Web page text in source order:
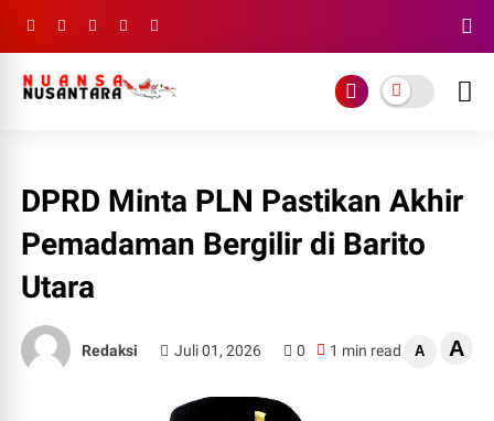
DPRD Minta PLN Pastikan Akhir
Pemadaman Bergilir di Barito
Utara
Redaksi Juli 01, 2026 0 1 min read A A